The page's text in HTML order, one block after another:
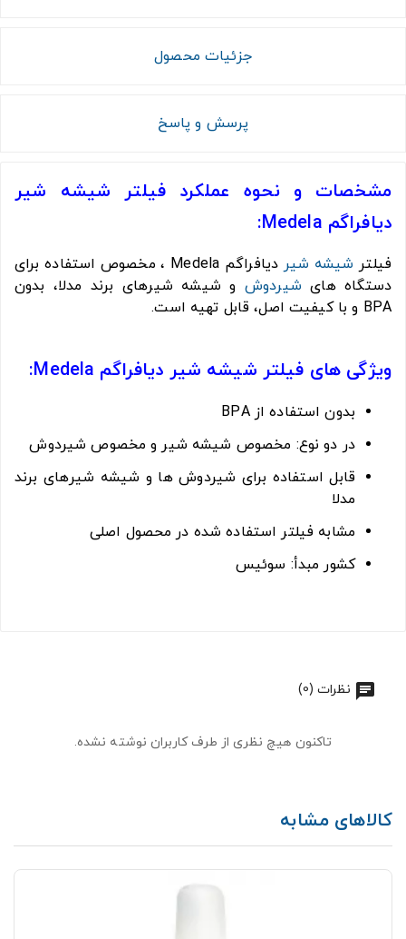
جزئیات محصول
پرسش و پاسخ
مشخصات و نحوه عملکرد فیلتر شیشه شیر
دیافراگم Medela:
فیلتر شیشه شیر
دیافراگم Medela ، مخصوص استفاده برای
دستگاه های شیردوش و شیشه شیرهای برند مدلا، بدون
BPA و با کیفیت اصل، قابل تهیه است.
ویژگی های فیلتر شیشه شیر دیافراگم Medela:
بدون استفاده از BPA
در دو نوع: مخصوص شیشه شیر و مخصوص شیردوش
قابل استفاده برای شیردوش ها و شیشه شیرهای برند
مدلا
مشابه فیلتر استفاده شده در محصول اصلی
کشور مبدأ: سوئیس
نظرات (0)
تاکنون هیچ نظری از طرف کاربران نوشته نشده.
کالاهای مشابه